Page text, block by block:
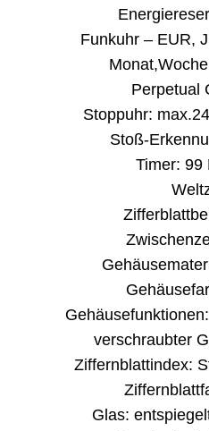
Funkuhr – EUR,
Perpetual
Stoppuhr:
Stoß-
Timer: 99
verschraubter
Ziffernblattindex:
Glas: